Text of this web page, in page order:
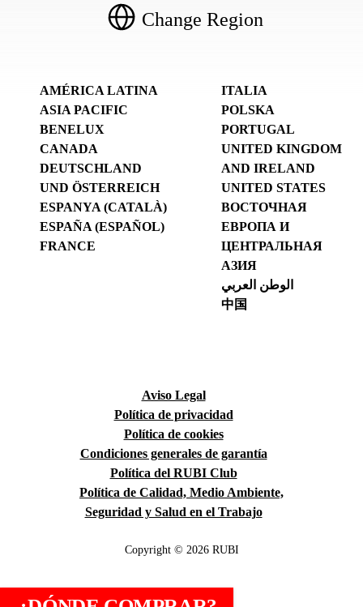
Change Region
AMÉRICA LATINA
ASIA PACIFIC
BENELUX
CANADA
DEUTSCHLAND
UND ÖSTERREICH
ESPANYA (CATALÀ)
ESPAÑA (ESPAÑOL)
FRANCE
ITALIA
POLSKA
PORTUGAL
UNITED KINGDOM
AND IRELAND
UNITED STATES
ВОСТОЧНАЯ
ЕВРОПА И
ЦЕНТРАЛЬНАЯ
АЗИЯ
الوطن العربي
中国
Aviso Legal
Política de privacidad
Política de cookies
Condiciones generales de garantía
Política del RUBI Club
Política de Calidad, Medio Ambiente,
Seguridad y Salud en el Trabajo
Copyright © 2026 RUBI